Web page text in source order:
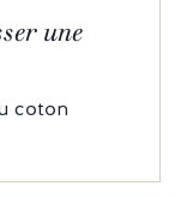
une
coton